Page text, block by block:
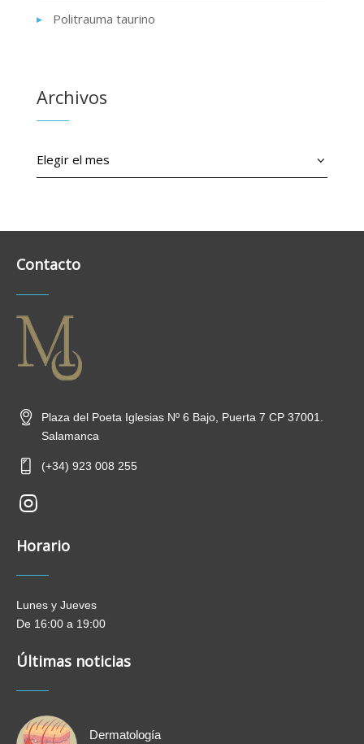
Politrauma taurino
Archivos
Archivos
Contacto
Plaza del Poeta Iglesias Nº 6 Bajo, Puerta 7 CP 37001.
Salamanca
(+34) 923 008 255
new-
insta
Horario
Lunes y Jueves
De 16:00 a 19:00
Últimas noticias
Dermatología